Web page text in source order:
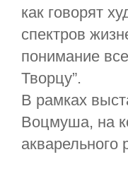
как говорят
спектров
понимание
Творцу”.
В рамках
Воцмуша, на
акварельного